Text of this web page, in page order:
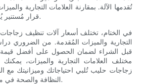
تُقدمها الآلة. بمقارنة العلامات التجارية
قرار مُستنير يُلبي احتياجاتك وميزانيتك.
في الختام، تختلف أسعار آلات تنظيف زجاجات
التجارية والميزات المُقدمة. من الضروري
قبل الشراء لضمان الحصول على أفضل قيمة
مختلف العلامات التجارية والميزات،
زجاجات حليب تُلبي احتياجاتك وميزانيتك مع
النظافة والصحة في مشروع الألبان الخاص بك.